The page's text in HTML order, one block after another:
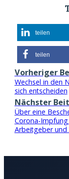
teilen
teilen
Vorheriger
Wechsel in den
sich entscheiden
Nächster
Über eine
Corona-Impfung
Arbeitgeber und